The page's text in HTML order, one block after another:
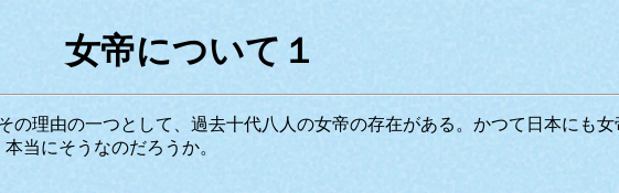
女帝について１
理由の一つとして、過去十代八人の女帝の存在がある。かつて日本にも
当にそうなのだろうか。